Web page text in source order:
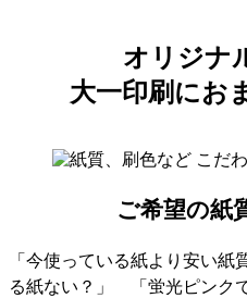
オリジナ
大一印刷にお
ご希望の紙
「今使っている紙より安い
る紙ない？」 「蛍光ピンク